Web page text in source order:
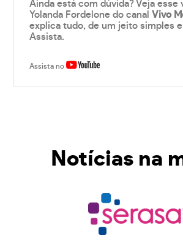
Ainda está com dúvida? Veja esse
Yolanda Fordelone do canalVivo
explica tudo, de um jeito simples
Assista.
Assista no
Notícias na